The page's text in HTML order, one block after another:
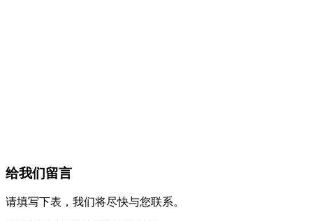
给我们留言
请填写下表，我们将尽快与您联系。